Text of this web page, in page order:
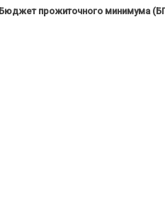
Бюджет прожиточного минимума